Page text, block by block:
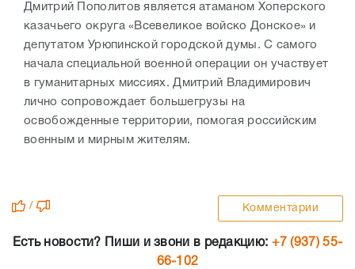
Дмитрий Пополитов является атаманом Хоперского
казачьего округа «Всевеликое войско Донское» и
депутатом Урюпинской городской думы. С самого
начала специальной военной операции он участвует
в гуманитарных миссиях. Дмитрий Владимирович
лично сопровождает большегрузы на
освобожденные территории, помогая российским
военным и мирным жителям.
/ Комментарии
Есть новости? Пиши и звони в редакцию: +7 (937) 55-
66-102